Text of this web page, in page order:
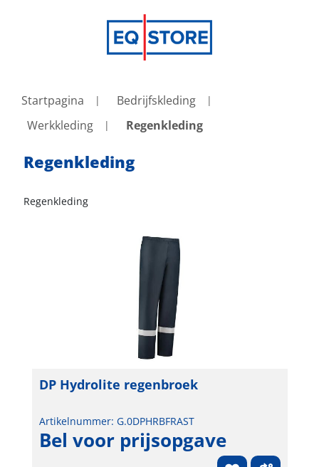
Startpagina
Bedrijfskleding
Werkkleding
Regenkleding
Regenkleding
Regenkleding
DP Hydrolite regenbroek
Artikelnummer: G.0DPHRBFRAST
Bel voor prijsopgave